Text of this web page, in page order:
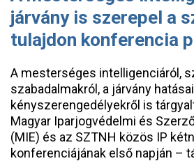
járvány is szerepel a
tulajdon konferencia
A mesterséges intelligenciáról,
szabadalmakról, a járvány
kényszerengedélyekről is
Magyar Iparjogvédelmi és
(MIE) és az SZTNH közös IP
konferenciájának első napján –